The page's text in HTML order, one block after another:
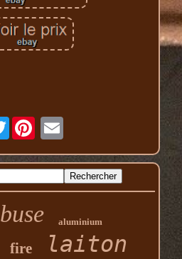
Twitter
buse aluminium
fire laiton